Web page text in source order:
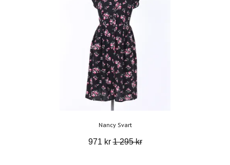
Nancy Svart
971 kr1 295 kr